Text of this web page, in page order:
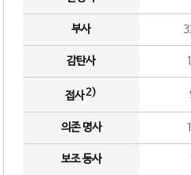
부사
감탄사
접사2)
의존 명사
보조 동사